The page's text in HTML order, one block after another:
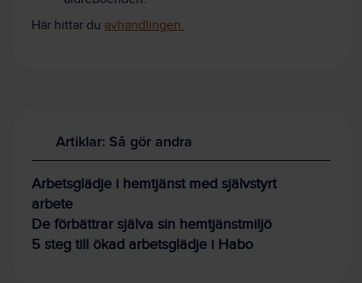
Här hittar du avhandlingen.
Artiklar: Så gör andra
Arbetsglädje i hemtjänst med självstyrt
arbete
De förbättrar själva sin hemtjänstmiljö
5 steg till ökad arbetsglädje i Habo